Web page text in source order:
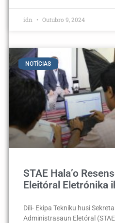
idn Outubro 9, 2024
NOTÍCIAS
STAE Hala’o
Eleitóral Eletrónika
Díli- Ekipa Tekniku husi
Administrasaun Eletóral